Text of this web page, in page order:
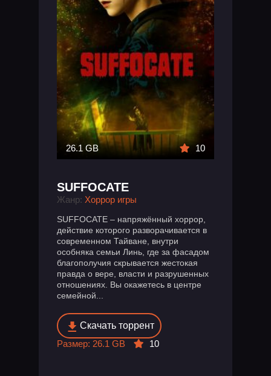
26.1 GB 10
SUFFOCATE
Жанр: Хоррор игры
SUFFOCATE – напряжённый хоррор,
действие которого разворачивается в
современном Тайване, внутри
особняка семьи Линь, где за фасадом
благополучия скрывается жестокая
правда о вере, власти и разрушенных
отношениях. Вы окажетесь в центре
семейной...
Скачать торрент
Размер: 26.1 GB
10